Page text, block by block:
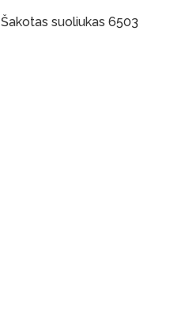
Šakotas suoliukas 6503